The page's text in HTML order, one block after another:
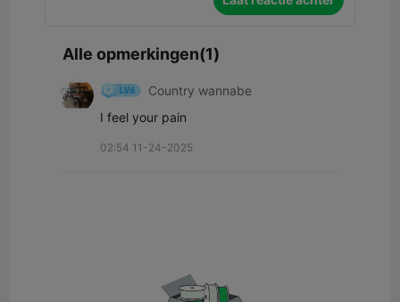
Alle opmerkingen(1)
Country wannabe
I feel your pain
02:54 11-24-2025